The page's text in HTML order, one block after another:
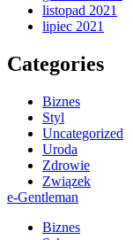
listopad 2021
lipiec 2021
Categories
Biznes
Styl
Uncategorized
Uroda
Zdrowie
Związek
e-Gentleman
Biznes